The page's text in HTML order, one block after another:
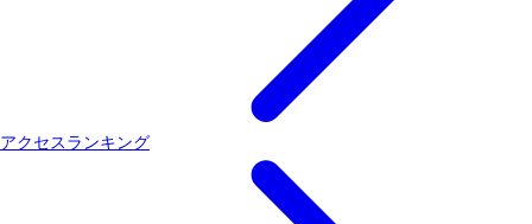
アクセスランキング